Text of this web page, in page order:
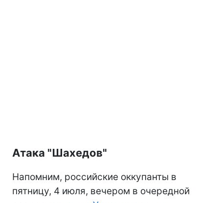
Атака "Шахедов"
Напомним, российские оккупанты в
пятницу, 4 июля, вечером в очередной